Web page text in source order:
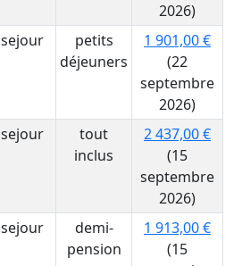
2026)
sejour
petits
déjeuners
1 901,00 €
(22
septembre
2026)
sejour
tout
inclus
2 437,00 €
(15
septembre
2026)
sejour
demi-
pension
1 913,00 €
(15